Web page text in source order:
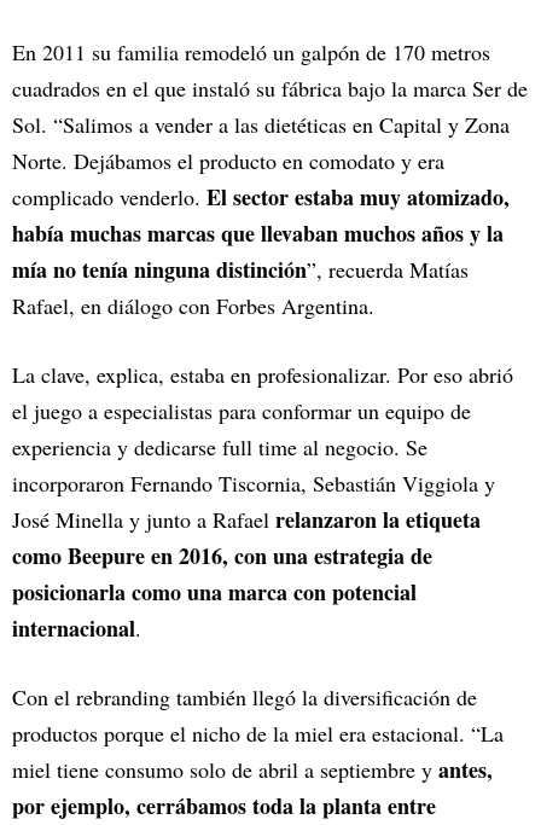
En 2011 su familia remodeló un galpón de 170 metros
cuadrados en el que instaló su fábrica bajo la marca Ser de
Sol. “Salimos a vender a las dietéticas en Capital y Zona
Norte. Dejábamos el producto en comodato y era
complicado venderlo. El sector estaba muy atomizado,
había muchas marcas que llevaban muchos años y la
mía no tenía ninguna distinción”, recuerda Matías
Rafael, en diálogo con Forbes Argentina.
La clave, explica, estaba en profesionalizar. Por eso abrió
el juego a especialistas para conformar un equipo de
experiencia y dedicarse full time al negocio. Se
incorporaron Fernando Tiscornia, Sebastián Viggiola y
José Minella y junto a Rafael relanzaron la etiqueta
como Beepure en 2016, con una estrategia de
posicionarla como una marca con potencial
internacional.
Con el rebranding también llegó la diversificación de
productos porque el nicho de la miel era estacional. “La
miel tiene consumo solo de abril a septiembre y antes,
por ejemplo, cerrábamos toda la planta entre